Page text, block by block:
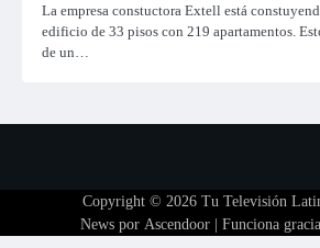
La empresa constuctora Extell está
edificio de 33 pisos con 219 apartamentos.
de un…
Copyright © 2026 Tu Televisión
News por Ascendoor | Funciona